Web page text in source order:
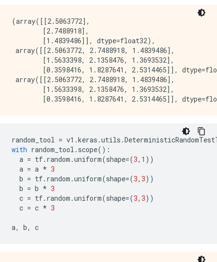
(array([[2.5063772],
        [2.7488918],
        [1.4839486]], dtype=float32),
array([[2.5063772, 2.7488918, 1.4839486],
        [1.5633398, 2.1358476, 1.3693532],
[0.3598416, 1.8287641, 2.5314465]],
array([[2.5063772, 2.7488918, 1.4839486],
        [1.5633398, 2.1358476, 1.3693532],
random_tool = v1 .keras .utils .
with random_tool . scope():
a = tf. random .uniform(shape=(3, 1 ))
a = a * 3
b = tf. random .uniform(shape=(3, 3))
b = b * 3
c = tf. random .uniform(shape=(3, 3))
c = c * 3
a, b, c